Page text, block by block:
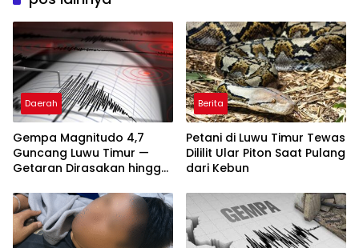
Daerah
Gempa Magnitudo 4,7
Guncang Luwu Timur —
Getaran Dirasakan hingga
Berita
Petani di Luwu Timur Tewas
Dililit Ular Piton Saat Pulang
dari Kebun